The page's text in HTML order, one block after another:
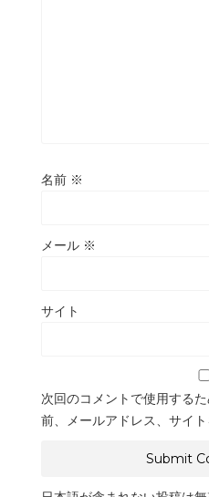
名前 ※
メール ※
サイト
次回のコメントで使用する
前、メールアドレス、サイト